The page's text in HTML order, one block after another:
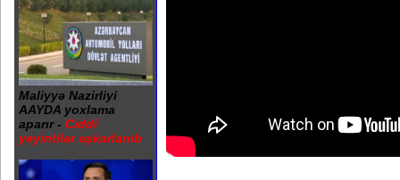
Maliyyə Nazirliyi
AAYDA yoxlama
aparır - Ciddi
yeyintilər aşkarlanıb